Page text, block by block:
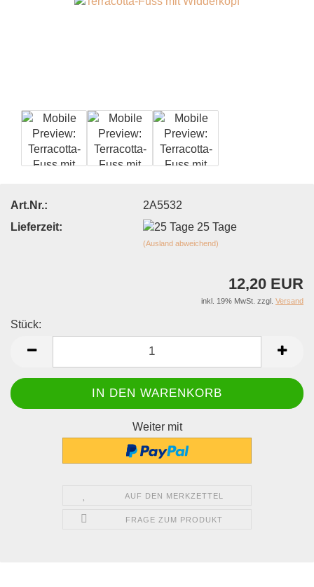
Art.Nr.:
2A5532
Lieferzeit:
25 Tage
(Ausland abweichend)
12,20 EUR
inkl. 19% MwSt. zzgl. Versand
Stück:
Weiter mit
AUF DEN MERKZETTEL
FRAGE ZUM PRODUKT